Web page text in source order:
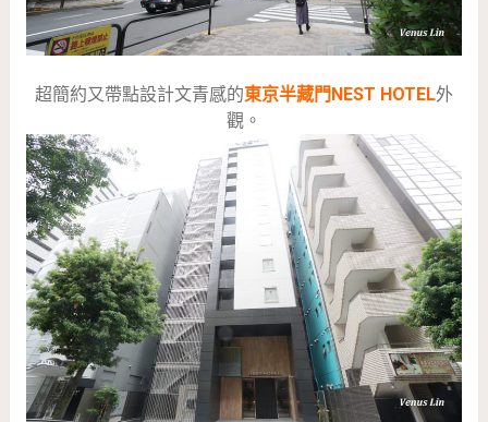
超簡約又帶點設計文青感的東京半藏門NEST HOTEL外
觀。